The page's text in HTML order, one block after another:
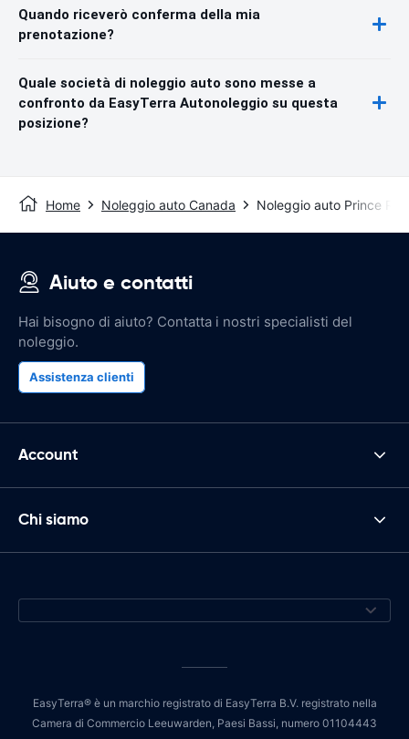
Quando riceverò conferma della mia
prenotazione?
Quale società di noleggio auto sono messe a
confronto da EasyTerra Autonoleggio su questa
posizione?
Home Noleggio auto Canada Noleggio auto Prince
Aiuto e contatti
Hai bisogno di aiuto? Contatta i nostri specialisti del
noleggio.
Assistenza clienti
Account
Chi siamo
EasyTerra® è un marchio registrato di EasyTerra B.V. registrato nella
Camera di Commercio Leeuwarden, Paesi Bassi, numero 01104443